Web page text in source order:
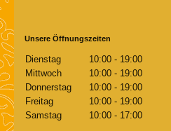
Unsere Öffnungszeiten
Dienstag 10:00 - 19:00
Mittwoch
10:00 - 19:00
Donnerstag
10:00 - 19:00
Freitag
10:00 - 19:00
Samstag
10:00 - 17:00